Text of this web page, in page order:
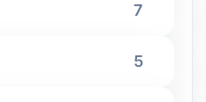
7
5